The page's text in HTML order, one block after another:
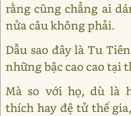
rằng cũng chẳng ai
nửa câu không phải.
Dẫu sao đây là Tu
những bậc cao cao tại
Mà so với họ, dù là
thích hay đệ tử thế